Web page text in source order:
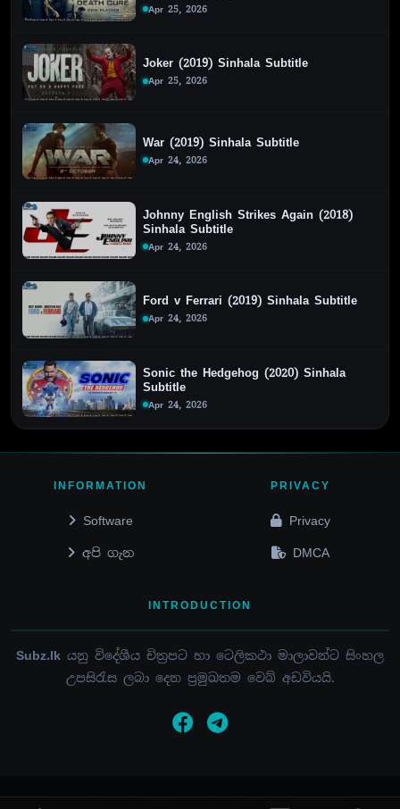
Apr 25, 2026
Joker (2019) Sinhala Subtitle
Apr 25, 2026
War (2019) Sinhala Subtitle
Apr 24, 2026
Johnny English Strikes Again (2018)
Sinhala Subtitle
Apr 24, 2026
Ford v Ferrari (2019) Sinhala Subtitle
Apr 24, 2026
Sonic the Hedgehog (2020) Sinhala
Subtitle
Apr 24, 2026
INFORMATION
Software
අපි ගැන
PRIVACY
Privacy
DMCA
INTRODUCTION
Subz.lk යනු විදේශීය චිත්‍රපට හා ටෙලිකථා මාලාවන්ට සිංහල
උපසිරැස ලබා දෙන ප්‍රමුඛතම වෙබ් අඩවියයි.